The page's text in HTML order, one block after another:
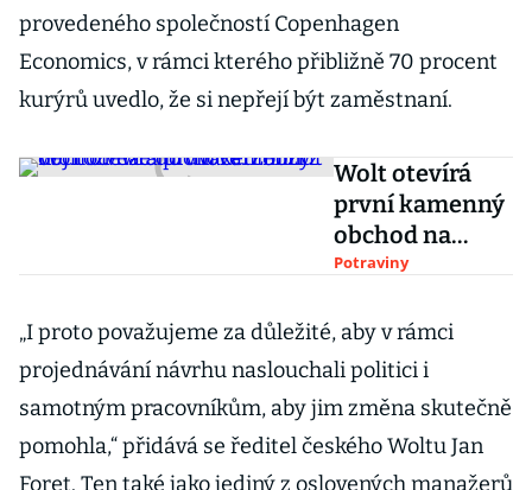
provedeného společností Copenhagen
Economics, v rámci kterého přibližně 70 procent
kurýrů uvedlo, že si nepřejí být zaměstnaní.
Wolt otevírá
první kamenný
obchod na
Smíchově.
rozveze do
dvaceti minut
Potraviny
„I proto považujeme za důležité, aby v rámci
projednávání návrhu naslouchali politici i
samotným pracovníkům, aby jim změna skutečně
pomohla,“ přidává se ředitel českého Woltu Jan
Foret. Ten také jako jediný z oslovených manažerů